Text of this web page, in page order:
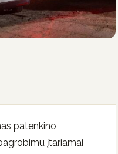
patenkino
įtariamai